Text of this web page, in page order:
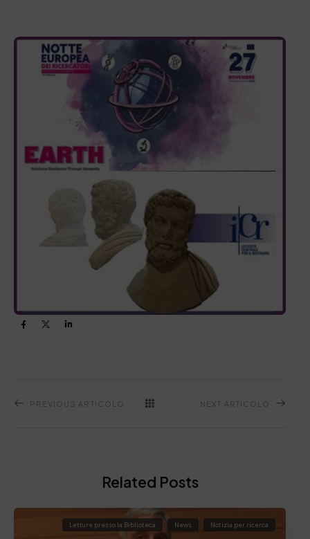
PREVIOUS ARTICOLO NEXT ARTICOLO
Related Posts
Letture presso la Biblioteca News Notizia per ricerca